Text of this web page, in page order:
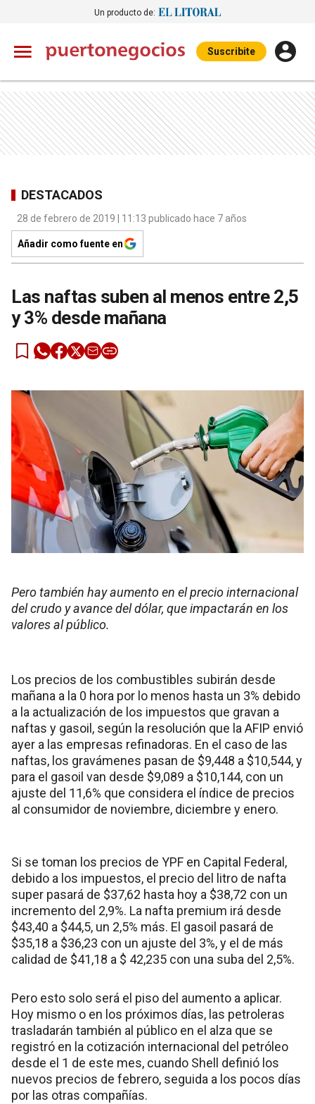
Un producto de:
Suscribite
DESTACADOS
28 de febrero de 2019 | 11:13 publicado hace 7 años
Añadir como fuente en
Las naftas suben al menos entre 2,5
y 3% desde mañana
Pero también hay aumento en el precio internacional
del crudo y avance del dólar, que impactarán en los
valores al público.
Los precios de los combustibles subirán desde
mañana a la 0 hora por lo menos hasta un 3% debido
a la actualización de los impuestos que gravan a
naftas y gasoil, según la resolución que la AFIP envió
ayer a las empresas refinadoras. En el caso de las
naftas, los gravámenes pasan de $9,448 a $10,544, y
para el gasoil van desde $9,089 a $10,144, con un
ajuste del 11,6% que considera el índice de precios
al consumidor de noviembre, diciembre y enero.
Si se toman los precios de YPF en Capital Federal,
debido a los impuestos, el precio del litro de nafta
super pasará de $37,62 hasta hoy a $38,72 con un
incremento del 2,9%. La nafta premium irá desde
$43,40 a $44,5, un 2,5% más. El gasoil pasará de
$35,18 a $36,23 con un ajuste del 3%, y el de más
calidad de $41,18 a $ 42,235 con una suba del 2,5%.
Pero esto solo será el piso del aumento a aplicar.
Hoy mismo o en los próximos días, las petroleras
trasladarán también al público en el alza que se
registró en la cotización internacional del petróleo
desde el 1 de este mes, cuando Shell definió los
nuevos precios de febrero, seguida a los pocos días
por las otras compañías.